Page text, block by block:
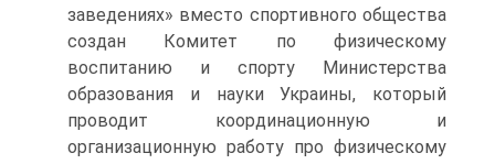
заведениях» вместо спортивного общества
создан Комитет по физическому
воспитанию и спорту Министерства
образования и науки Украины, который
проводит координационную и
организационную работу про физическому